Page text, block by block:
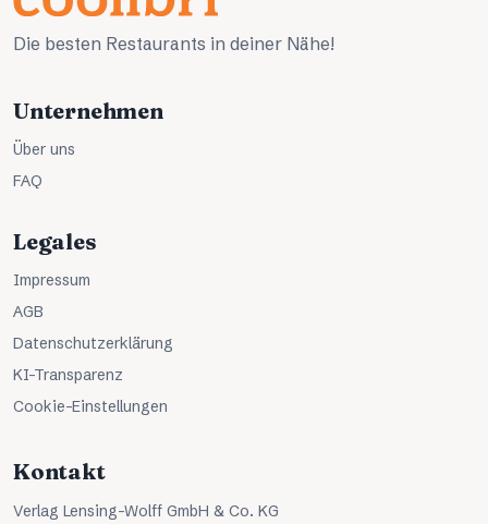
Die besten Restaurants in deiner Nähe!
Unternehmen
Über uns
FAQ
Legales
Impressum
AGB
Datenschutzerklärung
KI-Transparenz
Cookie-Einstellungen
Kontakt
Verlag Lensing-Wolff GmbH & Co. KG